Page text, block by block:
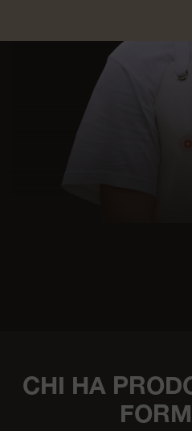
CHI HA